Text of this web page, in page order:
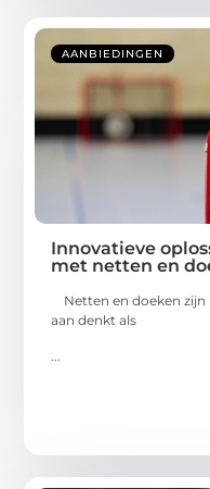
AANBIEDINGEN
Innovatieve
met netten en
Netten en doeken zijn
aan denkt als